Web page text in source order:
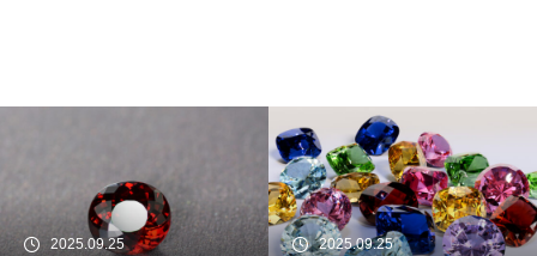
2025.09.25
2025.09.25